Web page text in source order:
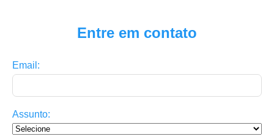
Entre em contato
Email:
Assunto: